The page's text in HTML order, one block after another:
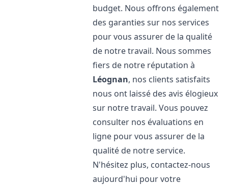
budget. Nous offrons également
des garanties sur nos services
pour vous assurer de la qualité
de notre travail. Nous sommes
fiers de notre réputation à
Léognan, nos clients satisfaits
nous ont laissé des avis élogieux
sur notre travail. Vous pouvez
consulter nos évaluations en
ligne pour vous assurer de la
qualité de notre service.
N'hésitez plus, contactez-nous
aujourd'hui pour votre